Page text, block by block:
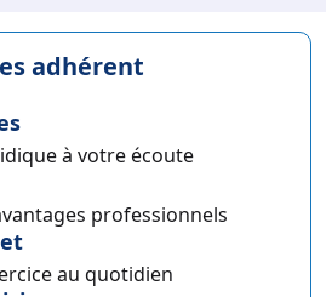
adhérent
à votre écoute
professionnels
au quotidien